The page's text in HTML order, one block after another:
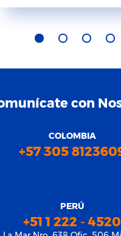
con
COLOMBIA
+57 305
PERÚ
+51 1 222 - 4520